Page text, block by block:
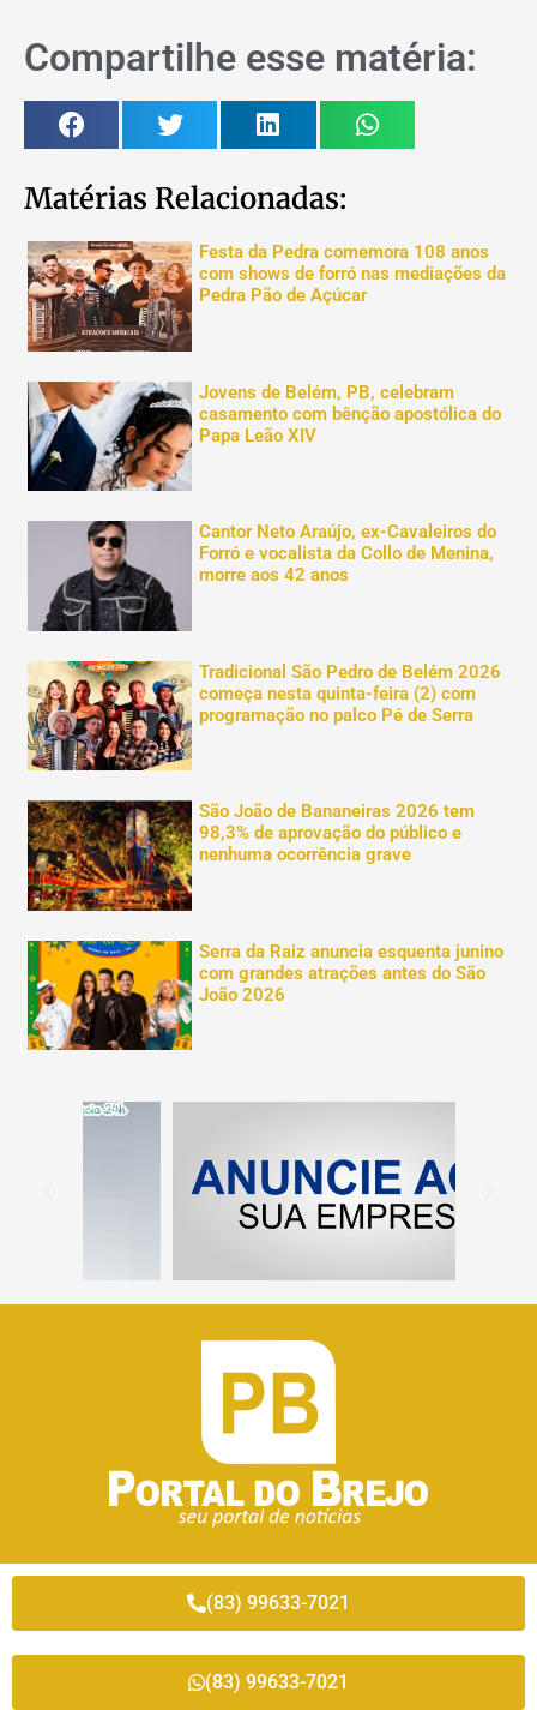
Compartilhe esse matéria:
Matérias Relacionadas:
Festa da Pedra comemora 108 anos
com shows de forró nas mediações da
Pedra Pão de Açúcar
Jovens de Belém, PB, celebram
casamento com bênção apostólica do
Papa Leão XIV
Cantor Neto Araújo, ex-Cavaleiros do
Forró e vocalista da Collo de Menina,
morre aos 42 anos
Tradicional São Pedro de Belém 2026
começa nesta quinta-feira (2) com
programação no palco Pé de Serra
São João de Bananeiras 2026 tem
98,3% de aprovação do público e
nenhuma ocorrência grave
Serra da Raiz anuncia esquenta junino
com grandes atrações antes do São
João 2026
(83) 99633-7021
(83) 99633-7021